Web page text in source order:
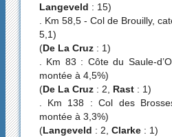
Langeveld : 15)
. Km 58,5 - Col de Brouilly,
5,1)
(De La Cruz: 1)
. Km 83 : Côte du Saule-
montée à 4,5%)
(De La Cruz: 2, Rast: 1)
. Km 138 : Col des
montée à 3,3%)
(Langeveld : 2, Clarke: 1)